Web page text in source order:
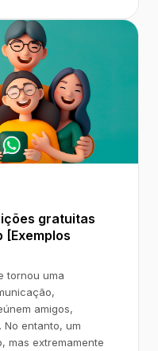
gratuitas
[Exemplos
tornou uma
amigos,
entanto, um
mas extremamente